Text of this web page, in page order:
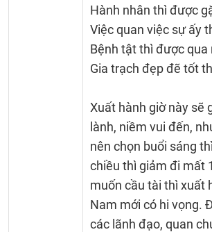
Hành nhân thì được
Việc quan việc sự ấy
Bệnh tật thì được qua
Gia trạch đẹp đẽ tốt
Xuất hành giờ này sẽ
lành, niềm vui đến,
nên chọn buổi sáng
chiều thì giảm đi mất
muốn cầu tài thì xuất
Nam mới có hi vọng.
các lãnh đạo, quan